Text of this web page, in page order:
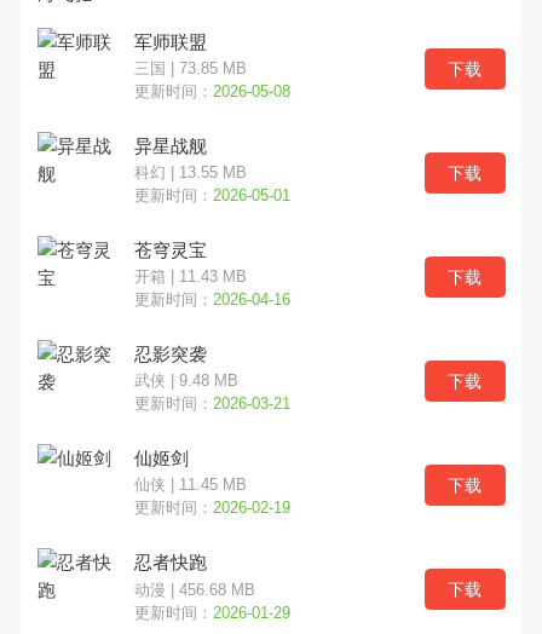
军师联盟
三国 | 73.85 MB
更新时间： 2026-05-08
下载
异星战舰
科幻 | 13.55 MB
更新时间： 2026-05-01
下载
苍穹灵宝
开箱 | 11.43 MB
更新时间： 2026-04-16
下载
忍影突袭
武侠 | 9.48 MB
更新时间： 2026-03-21
下载
仙姬剑
仙侠 | 11.45 MB
更新时间： 2026-02-19
下载
忍者快跑
动漫 | 456.68 MB
更新时间： 2026-01-29
下载